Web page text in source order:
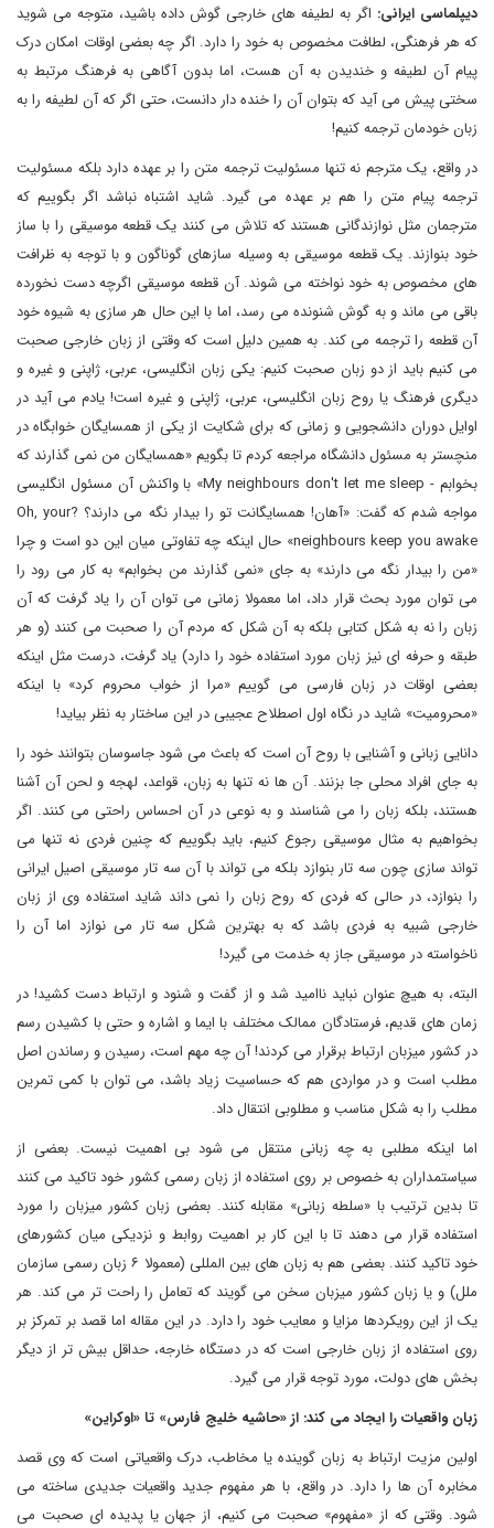
دیپلماسی ایرانی: اگر به لطیفه های خارجی گوش داده باشید، متوجه می شوید
که هر فرهنگی، لطافت مخصوص به خود را دارد. اگر چه بعضی اوقات امکان درک
پیام آن لطیفه و خندیدن به آن هست، اما بدون آگاهی به فرهنگ مرتبط به
سختی پیش می آید که بتوان آن را خنده دار دانست، حتی اگر که آن لطیفه را به
زبان خودمان ترجمه کنیم!
در واقع، یک مترجم نه تنها مسئولیت ترجمه متن را بر عهده دارد بلکه مسئولیت
ترجمه پیام متن را هم بر عهده می گیرد. شاید اشتباه نباشد اگر بگوییم که
مترجمان مثل نوازندگانی هستند که تلاش می کنند یک قطعه موسیقی را با ساز
خود بنوازند. یک قطعه موسیقی به وسیله سازهای گوناگون و با توجه به ظرافت
های مخصوص به خود نواخته می شوند. آن قطعه موسیقی اگرچه دست نخورده
باقی می ماند و به گوش شنونده می رسد، اما با این حال هر سازی به شیوه خود
آن قطعه را ترجمه می کند. به همین دلیل است که وقتی از زبان خارجی صحبت
می کنیم باید از دو زبان صحبت کنیم: یکی زبان انگلیسی، عربی، ژاپنی و غیره و
دیگری فرهنگ یا روح زبان انگلیسی، عربی، ژاپنی و غیره است! یادم می آید در
اوایل دوران دانشجویی و زمانی که برای شکایت از یکی از همسایگان خوابگاه در
منچستر به مسئول دانشگاه مراجعه کردم تا بگویم «همسایگان من نمی گذارند که
بخوابم - My neighbours don't let me sleep» با واکنش آن مسئول انگلیسی
مواجه شدم که گفت: «آهان! همسایگانت تو را بیدار نگه می دارند؟ ?Oh, your
neighbours keep you awake» حال اینکه چه تفاوتی میان این دو است و چرا
«من را بیدار نگه می دارند» به جای «نمی گذارند من بخوابم» به کار می رود را
می توان مورد بحث قرار داد، اما معمولا زمانی می توان آن را یاد گرفت که آن
زبان را نه به شکل کتابی بلکه به آن شکل که مردم آن را صحبت می کنند (و هر
طبقه و حرفه ای نیز زبان مورد استفاده خود را دارد) یاد گرفت، درست مثل اینکه
بعضی اوقات در زبان فارسی می گوییم «مرا از خواب محروم کرد» با اینکه
«محرومیت» شاید در نگاه اول اصطلاح عجیبی در این ساختار به نظر بیاید!
دانایی زبانی و آشنایی با روح آن است که باعث می شود جاسوسان بتوانند خود را
به جای افراد محلی جا بزنند. آن ها نه تنها به زبان، قواعد، لهجه و لحن آن آشنا
هستند، بلکه زبان را می شناسند و به نوعی در آن احساس راحتی می کنند. اگر
بخواهیم به مثال موسیقی رجوع کنیم، باید بگوییم که چنین فردی نه تنها می
تواند سازی چون سه تار بنوازد بلکه می تواند با آن سه تار موسیقی اصیل ایرانی
را بنوازد، در حالی که فردی که روح زبان را نمی داند شاید استفاده وی از زبان
خارجی شبیه به فردی باشد که به بهترین شکل سه تار می نوازد اما آن را
ناخواسته در موسیقی جاز به خدمت می گیرد!
البته، به هیچ عنوان نباید ناامید شد و از گفت و شنود و ارتباط دست کشید! در
زمان های قدیم، فرستادگان ممالک مختلف با ایما و اشاره و حتی با کشیدن رسم
در کشور میزبان ارتباط برقرار می کردند! آن چه مهم است، رسیدن و رساندن اصل
مطلب است و در مواردی هم که حساسیت زیاد باشد، می توان با کمی تمرین
مطلب را به شکل مناسب و مطلوبی انتقال داد.
اما اینکه مطلبی به چه زبانی منتقل می شود بی اهمیت نیست. بعضی از
سیاستمداران به خصوص بر روی استفاده از زبان رسمی کشور خود تاکید می کنند
تا بدین ترتیب با «سلطه زبانی» مقابله کنند. بعضی زبان کشور میزبان را مورد
استفاده قرار می دهند تا با این کار بر اهمیت روابط و نزدیکی میان کشورهای
خود تاکید کنند. بعضی هم به زبان های بین المللی (معمولا ۶ زبان رسمی سازمان
ملل) و یا زبان کشور میزبان سخن می گویند که تعامل را راحت تر می کند. هر
یک از این رویکردها مزایا و معایب خود را دارد. در این مقاله اما قصد بر تمرکز بر
روی استفاده از زبان خارجی است که در دستگاه خارجه، حداقل بیش تر از دیگر
بخش های دولت، مورد توجه قرار می گیرد.
زبان واقعیات را ایجاد می کند: از «حاشیه خلیج فارس» تا «اوکراین»
اولین مزیت ارتباط به زبان گوینده یا مخاطب، درک واقعیاتی است که وی قصد
مخابره آن ها را دارد. در واقع، با هر مفهوم جدید واقعیات جدیدی ساخته می
شود. وقتی که از «مفهوم» صحبت می کنیم، از جهان یا پدیده ای صحبت می